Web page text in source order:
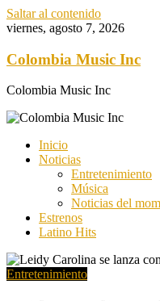
Saltar al contenido
viernes, agosto 7, 2026
Colombia Music Inc
Colombia Music Inc
Inicio
Noticias
Entretenimiento
Música
Noticias del
Estrenos
Latino Hits
Entretenimiento